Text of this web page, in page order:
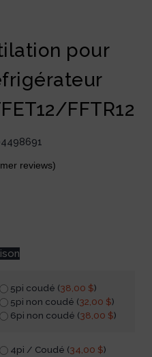
pour
FFTR12
reviews)
5pi coudé (38,00 $)
5pi non coudé (32,00 $)
6pi non coudé (38,00 $)
4pi / Coudé (34,00 $)